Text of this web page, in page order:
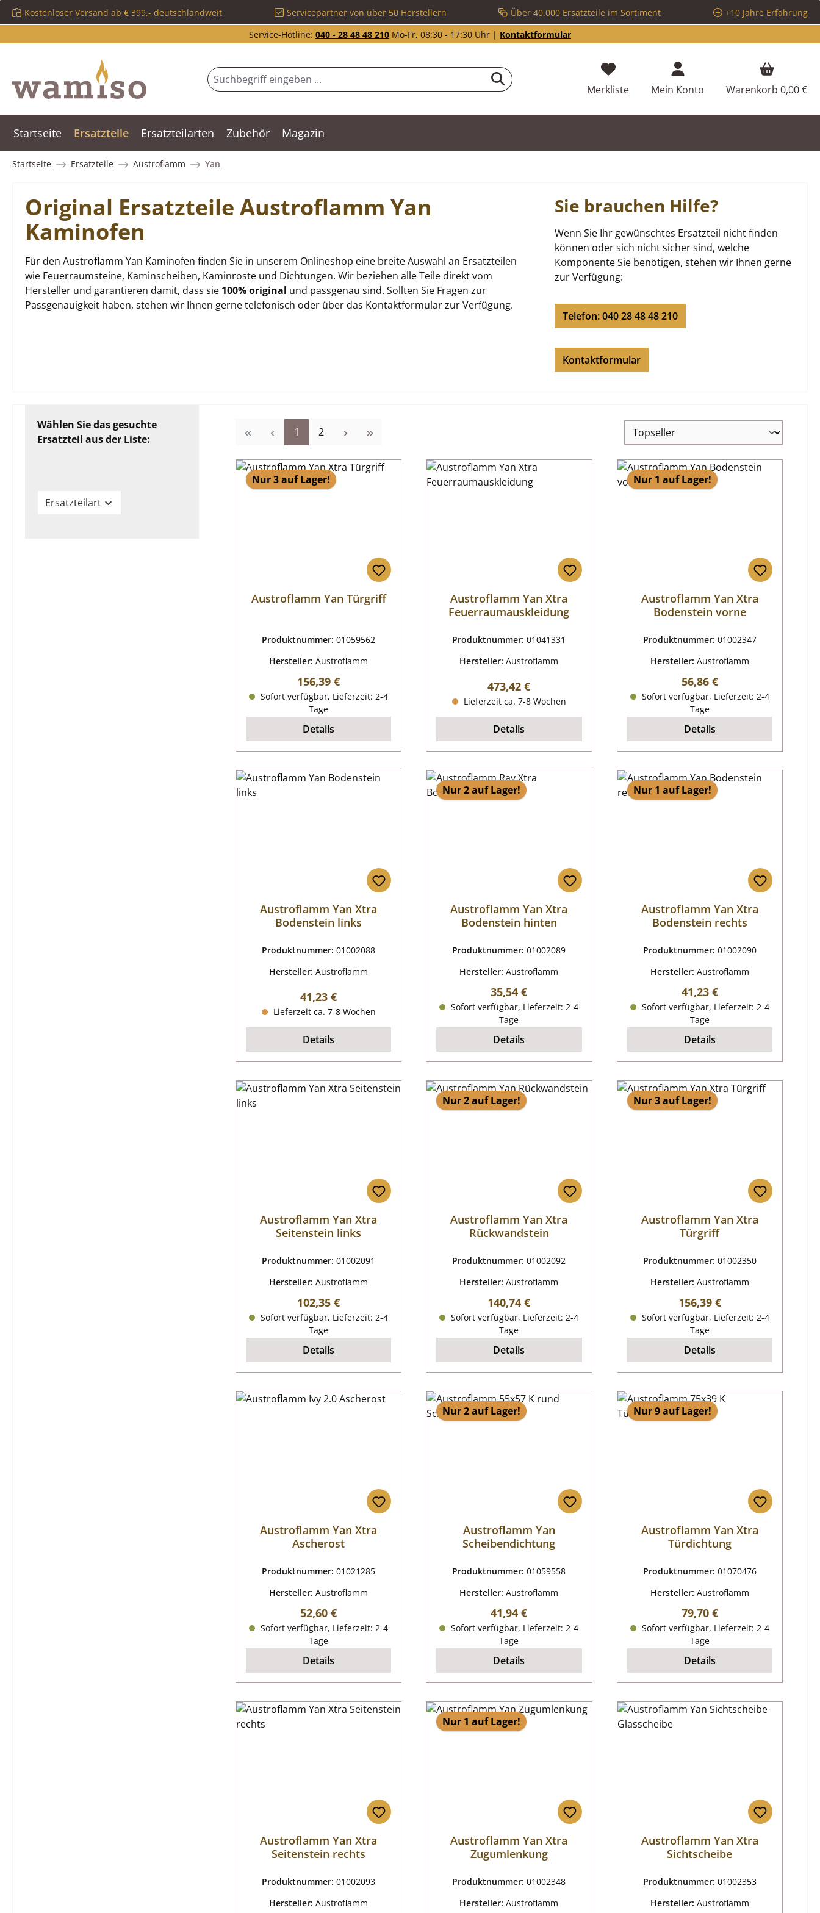
Hauptinhalt springen
Zur Suche springen
Zur Hauptnavigation springen
Kostenloser Versand ab € 399,- deutschlandweit Servicepartner von über 50 Herstellern Über 40.000 Ersatzteile im Sortiment
+10 Jahre Erfahrung
Service-Hotline: 040 - 28 48 48 210 Mo-Fr, 08:30 - 17:30 Uhr | Kontaktformular
MerklisteDu hast 0 Produkte auf dem Merkzettel
Mein Konto Warenkorb 0,00 €
Startseite Ersatzteile Ersatzteilarten Zubehör Magazin
Startseite Ersatzteile Austroflamm Yan
Original Ersatzteile Austroflamm Yan
Kaminofen
Für den Austroflamm Yan Kaminofen finden Sie in unserem Onlineshop eine breite Auswahl an Ersatzteilen
wie Feuerraumsteine, Kaminscheiben, Kaminroste und Dichtungen. Wir beziehen alle Teile direkt vom
Hersteller und garantieren damit, dass sie 100% original und passgenau sind. Sollten Sie Fragen zur
Passgenauigkeit haben, stehen wir Ihnen gerne telefonisch oder über das Kontaktformular zur Verfügung.
Sie brauchen Hilfe?
Wenn Sie Ihr gewünschtes Ersatzteil nicht finden
können oder sich nicht sicher sind, welche
Komponente Sie benötigen, stehen wir Ihnen gerne
zur Verfügung:
Telefon: 040 28 48 48 210
Kontaktformular
Wählen Sie das gesuchte
Ersatzteil aus der Liste:
Ersatzteilart
Seite
1 Seite
2
Nur 3 auf Lager!
Austroflamm Yan Türgriff
Produktnummer:01059562
Hersteller:Austroflamm
Regulärer Preis:
156,39 €
Sofort verfügbar, Lieferzeit: 2-4
Tage
Details
Austroflamm Yan Xtra
Feuerraumauskleidung
Produktnummer:01041331
Hersteller:Austroflamm
Regulärer Preis:
473,42 €
Lieferzeit ca. 7-8 Wochen
Details
Nur 1 auf Lager!
Austroflamm Yan Xtra
Bodenstein vorne
Produktnummer: 01002347
Hersteller: Austroflamm
Regulärer Preis:
56,86 €
Sofort verfügbar, Lieferzeit: 2-4
Tage
Details
Austroflamm Yan Xtra
Bodenstein links
Produktnummer:01002088
Hersteller:Austroflamm
Regulärer Preis:
41,23 €
Lieferzeit ca. 7-8 Wochen
Details
Nur 2 auf Lager!
Austroflamm Yan Xtra
Bodenstein hinten
Produktnummer:01002089
Hersteller:Austroflamm
Regulärer Preis:
35,54 €
Sofort verfügbar, Lieferzeit: 2-4
Tage
Details
Nur 1 auf Lager!
Austroflamm Yan Xtra
Bodenstein rechts
Produktnummer: 01002090
Hersteller: Austroflamm
Regulärer Preis:
41,23 €
Sofort verfügbar, Lieferzeit: 2-4
Tage
Details
Austroflamm Yan Xtra
Seitenstein links
Produktnummer:01002091
Hersteller:Austroflamm
Regulärer Preis:
102,35 €
Sofort verfügbar, Lieferzeit: 2-4
Tage
Details
Nur 2 auf Lager!
Austroflamm Yan Xtra
Rückwandstein
Produktnummer:01002092
Hersteller:Austroflamm
Regulärer Preis:
140,74 €
Sofort verfügbar, Lieferzeit: 2-4
Tage
Details
Nur 3 auf Lager!
Austroflamm Yan Xtra
Türgriff
Produktnummer: 01002350
Hersteller: Austroflamm
Regulärer Preis:
156,39 €
Sofort verfügbar, Lieferzeit: 2-4
Tage
Details
Austroflamm Yan Xtra
Ascherost
Produktnummer:01021285
Hersteller:Austroflamm
Regulärer Preis:
52,60 €
Sofort verfügbar, Lieferzeit: 2-4
Tage
Details
Nur 2 auf Lager!
Austroflamm Yan
Scheibendichtung
Produktnummer:01059558
Hersteller:Austroflamm
Regulärer Preis:
41,94 €
Sofort verfügbar, Lieferzeit: 2-4
Tage
Details
Nur 9 auf Lager!
Austroflamm Yan Xtra
Türdichtung
Produktnummer: 01070476
Hersteller: Austroflamm
Regulärer Preis:
79,70 €
Sofort verfügbar, Lieferzeit: 2-4
Tage
Details
Austroflamm Yan Xtra
Seitenstein rechts
Produktnummer:01002093
Hersteller:Austroflamm
Nur 1 auf Lager!
Austroflamm Yan Xtra
Zugumlenkung
Produktnummer:01002348
Hersteller:Austroflamm
Austroflamm Yan Xtra
Sichtscheibe
Produktnummer: 01002353
Hersteller: Austroflamm